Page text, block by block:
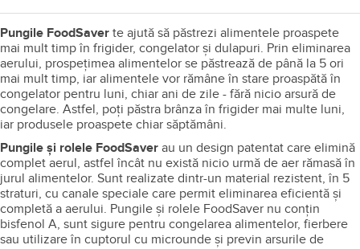
Pungile FoodSaver te ajută să păstrezi alimentele proaspete
mai mult timp în frigider, congelator şi dulapuri. Prin eliminarea
aerului, prospeţimea alimentelor se păstrează de până la 5 ori
mai mult timp, iar alimentele vor rămâne în stare proaspătă în
congelator pentru luni, chiar ani de zile - fără nicio arsură de
congelare. Astfel, poţi păstra brânza în frigider mai multe luni,
iar produsele proaspete chiar săptămâni.
Pungile şi rolele FoodSaver au un design patentat care elimină
complet aerul, astfel încât nu există nicio urmă de aer rămasă în
jurul alimentelor. Sunt realizate dintr-un material rezistent, în 5
straturi, cu canale speciale care permit eliminarea eficientă şi
completă a aerului. Pungile şi rolele FoodSaver nu conţin
bisfenol A, sunt sigure pentru congelarea alimentelor, fierbere
sau utilizare în cuptorul cu microunde şi previn arsurile de